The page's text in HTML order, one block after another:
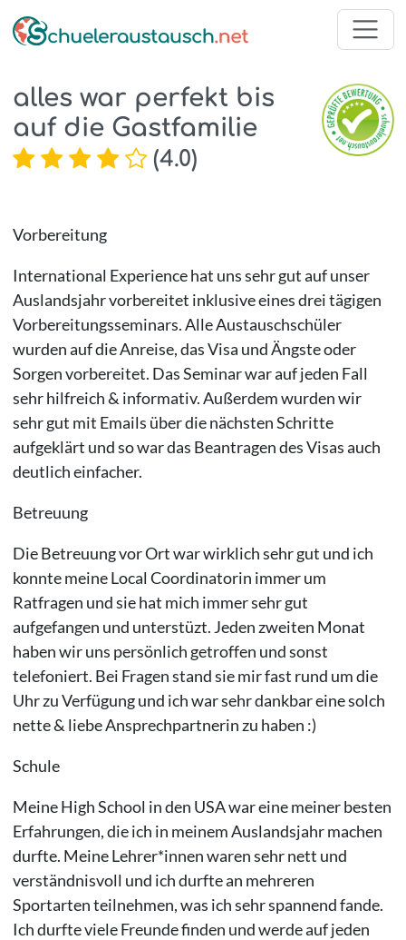
alles war perfekt bis
auf die Gastfamilie
(4.0)
Vorbereitung
International Experience hat uns sehr gut auf unser
Auslandsjahr vorbereitet inklusive eines drei tägigen
Vorbereitungsseminars. Alle Austauschschüler
wurden auf die Anreise, das Visa und Ängste oder
Sorgen vorbereitet. Das Seminar war auf jeden Fall
sehr hilfreich & informativ. Außerdem wurden wir
sehr gut mit Emails über die nächsten Schritte
aufgeklärt und so war das Beantragen des Visas auch
deutlich einfacher.
Betreuung
Die Betreuung vor Ort war wirklich sehr gut und ich
konnte meine Local Coordinatorin immer um
Ratfragen und sie hat mich immer sehr gut
aufgefangen und unterstüzt. Jeden zweiten Monat
haben wir uns persönlich getroffen und sonst
telefoniert. Bei Fragen stand sie mir fast rund um die
Uhr zu Verfügung und ich war sehr dankbar eine solch
nette & liebe Ansprechpartnerin zu haben :)
Schule
Meine High School in den USA war eine meiner besten
Erfahrungen, die ich in meinem Auslandsjahr machen
durfte. Meine Lehrer*innen waren sehr nett und
verständnisvoll und ich durfte an mehreren
Sportarten teilnehmen, was ich sehr spannend fande.
Ich durfte viele Freunde finden und werde auf jeden